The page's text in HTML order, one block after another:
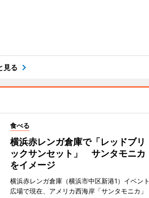
見る
食べる
横浜赤レンガ倉庫で「レッドブリ
ックサンセット」 サンタモニカ
をイメージ
横浜赤レンガ倉庫（横浜市中区新港1）イベント
広場で現在、アメリカ西海岸「サンタモニカ」